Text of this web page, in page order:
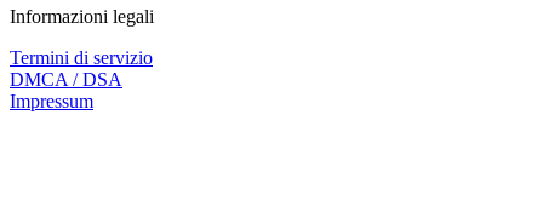
Informazioni legali
Termini di servizio
DMCA / DSA
Impressum